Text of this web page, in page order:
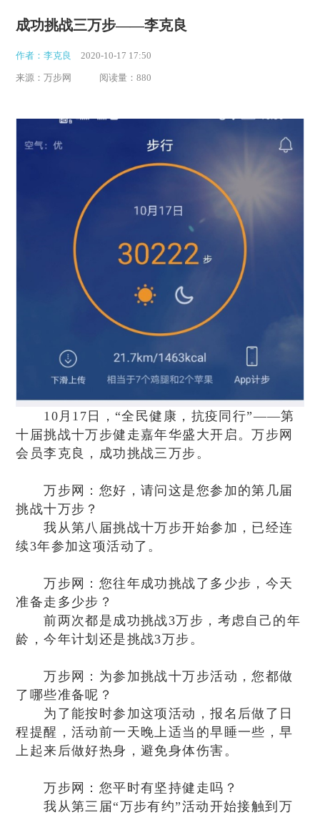
成功挑战三万步——李克良
作者：李克良 2020-10-17 17:50
来源：万步网 阅读量：880
10月17日，“全民健康，抗疫同行”——第
十届挑战十万步健走嘉年华盛大开启。万步网
会员李克良，成功挑战三万步。
万步网：您好，请问这是您参加的第几届
挑战十万步？
我从第八届挑战十万步开始参加，已经连
续3年参加这项活动了。
万步网：您往年成功挑战了多少步，今天
准备走多少步？
前两次都是成功挑战3万步，考虑自己的年
龄，今年计划还是挑战3万步。
万步网：为参加挑战十万步活动，您都做
了哪些准备呢？
为了能按时参加这项活动，报名后做了日
程提醒，活动前一天晚上适当的早睡一些，早
上起来后做好热身，避免身体伤害。
万步网：您平时有坚持健走吗？
我从第三届“万步有约”活动开始接触到万